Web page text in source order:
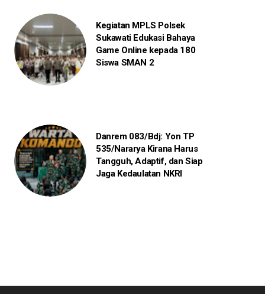
Kegiatan MPLS Polsek
Sukawati Edukasi Bahaya
Game Online kepada 180
Siswa SMAN 2
Danrem 083/Bdj: Yon TP
535/Nararya Kirana Harus
Tangguh, Adaptif, dan Siap
Jaga Kedaulatan NKRI